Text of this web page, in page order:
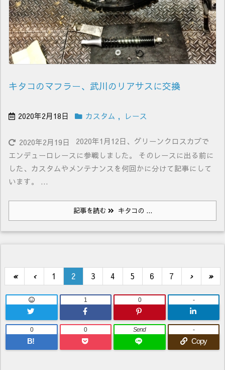
キタコのマフラー、武川のリアサスに交換
2020年2月18日 カスタム , レース
2020年2月19日
2020年1月12日、グリーンクロスカブで
エンデューロレースに参戦しました。 そのレースに出る前に
した、カスタムやメンテナンスを何回かに分けて記事にして
います。 ...
記事を読む キタコの ...
« ‹ 1 2 3 4 5 6 7 › »
1 0 -
B!
0 0 Send
Copy
-